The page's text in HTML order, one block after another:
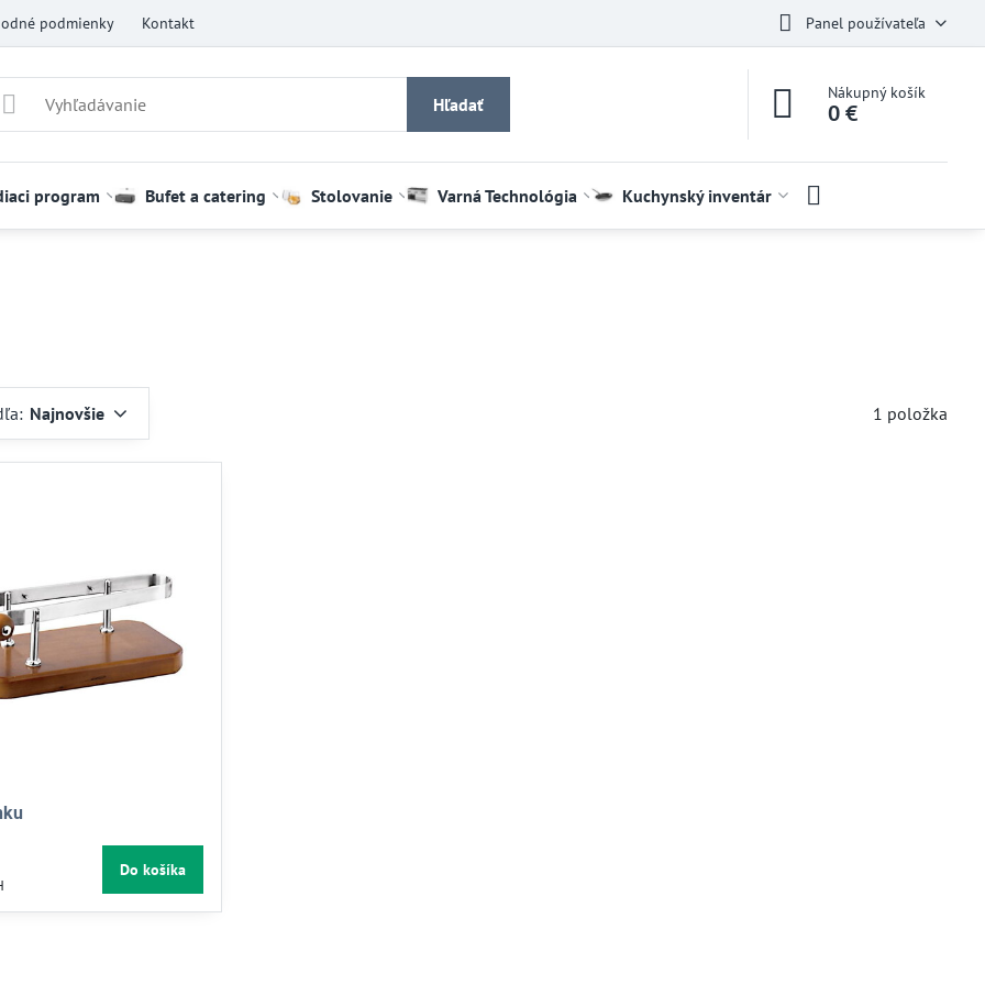
podmienky Kontakt Panel používateľa
Hľadať
Nákupný košík
0 €
program Bufet a catering Stolovanie Varná Technológia Kuchynský inventár
Najnovšie 1 položka
Do košíka